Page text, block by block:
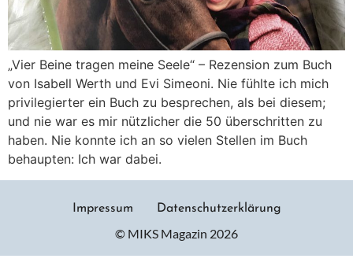
„Vier Beine tragen meine Seele“ – Rezension zum Buch
von Isabell Werth und Evi Simeoni. Nie fühlte ich mich
privilegierter ein Buch zu besprechen, als bei diesem;
und nie war es mir nützlicher die 50 überschritten zu
haben. Nie konnte ich an so vielen Stellen im Buch
behaupten: Ich war dabei.
Impressum Datenschutzerklärung
© MIKS Magazin 2026